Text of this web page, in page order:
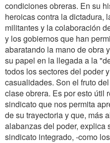
condiciones obreras. En su
heroicas contra la dictadura,
militantes y la colaboración
y los gobiernos que han
abaratando la mano de obra
su papel en la llegada a la
todos los sectores del poder
casualidades. Son el fruto
clase obrera. Es por esto útil
sindicato que nos permita
de su trayectoria y que, más
alabanzas del poder, explica
sindicato integrado, -como